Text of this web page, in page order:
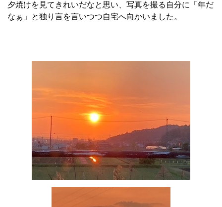
夕焼けを見てきれいだなと思い、写真を撮る自分に「年だ
なぁ」と独り言を言いつつ自宅へ向かいました。